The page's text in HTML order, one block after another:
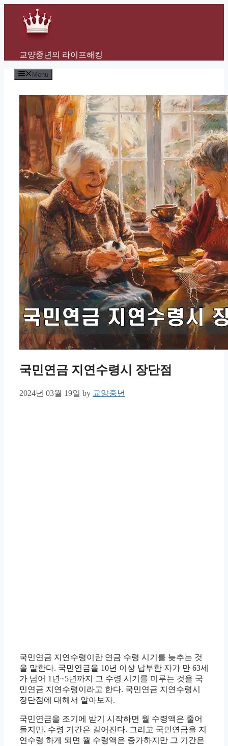
content
교양중년의 라이프해킹
Menu
국민연금 지연수령시 장단점
2024년 03월 19일 by 교양중년
국민연금 지연수령이란 연금 수령 시기를 늦추는 것
을 말한다. 국민연금을 10년 이상 납부한 자가 만 63세
가 넘어 1년~5년까지 그 수령 시기를 미루는 것을 국
민연금 지연수령이라고 한다. 국민연금 지연수령시
장단점에 대해서 알아보자.
국민연금을 조기에 받기 시작하면 월 수령액은 줄어
들지만, 수령 기간은 길어진다. 그리고 국민연금을 지
연수령 하게 되면 월 수령액은 증가하지만 그 기간은